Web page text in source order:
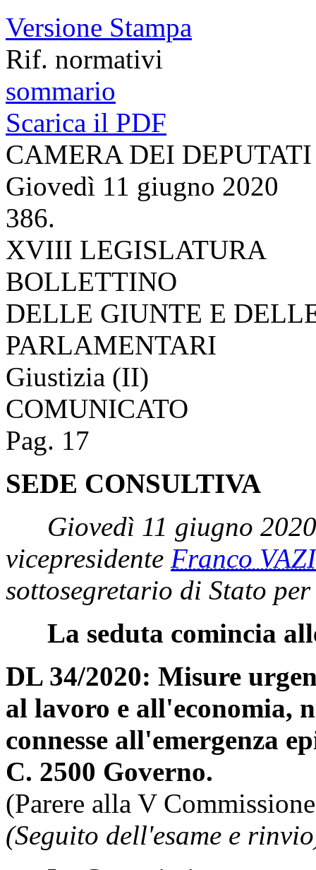
Versione Stampa
Rif. normativi
sommario
Scarica il PDF
CAMERA DEI DEPUTATI
Giovedì 11 giugno 2020
386.
XVIII LEGISLATURA
BOLLETTINO
DELLE GIUNTE E
PARLAMENTARI
Giustizia (II)
COMUNICATO
Pag. 17
SEDE CONSULTIVA
Giovedì 11 giugno
vicepresidente Franco
sottosegretario di Stato
La seduta comincia
DL 34/2020: Misure
al lavoro e all'economia,
connesse all'emergenza
C. 2500 Governo.
(Parere alla V
(Seguito dell'esame e